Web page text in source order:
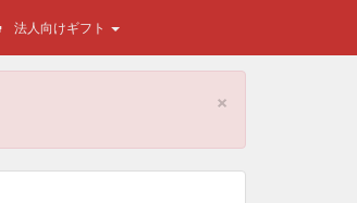
法人向けギフト
×